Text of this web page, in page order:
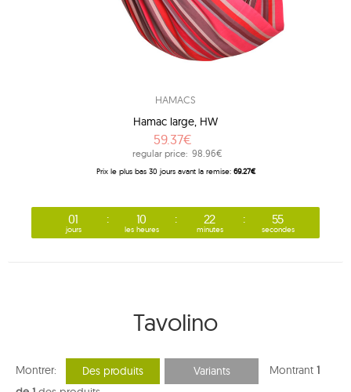
HAMACS
Hamac large, HW
59.37€
regular price: 98.96€
Prix ​​le plus bas 30 jours avant la remise: 69.27€
01
jours
10
les heures
22
minutes
54
secondes
Tavolino
Montrer: Des produits Variants Montrant 1